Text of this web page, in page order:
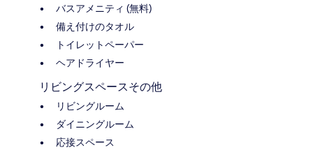
バスアメニティ (無料)
備え付けのタオル
トイレットペーパー
ヘアドライヤー
リビングスペースその他
リビングルーム
ダイニングルーム
応接スペース